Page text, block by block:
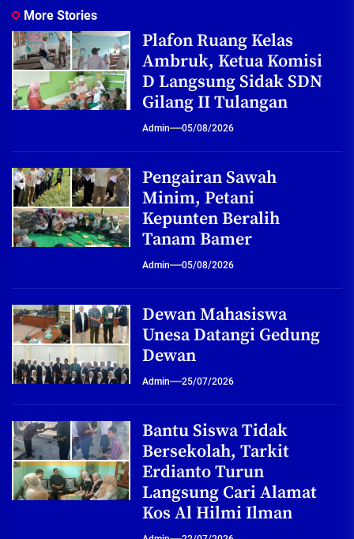
More Stories
Plafon Ruang Kelas
Ambruk, Ketua Komisi
D Langsung Sidak SDN
Gilang II Tulangan
Admin 05/08/2026
Pengairan Sawah
Minim, Petani
Kepunten Beralih
Tanam Bamer
Admin 05/08/2026
Dewan Mahasiswa
Unesa Datangi Gedung
Dewan
Admin 25/07/2026
Bantu Siswa Tidak
Bersekolah, Tarkit
Erdianto Turun
Langsung Cari Alamat
Kos Al Hilmi Ilman